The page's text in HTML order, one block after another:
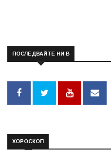
ПОСЛЕДВАЙТЕ НИ В
ХОРОСКОП